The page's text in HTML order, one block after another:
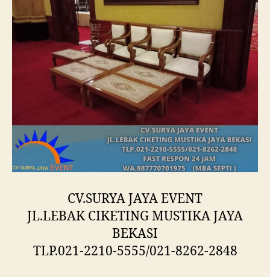
CV.SURYA JAYA EVENT
JL.LEBAK CIKETING MUSTIKA JAYA
BEKASI
TLP.021-2210-5555/021-8262-2848